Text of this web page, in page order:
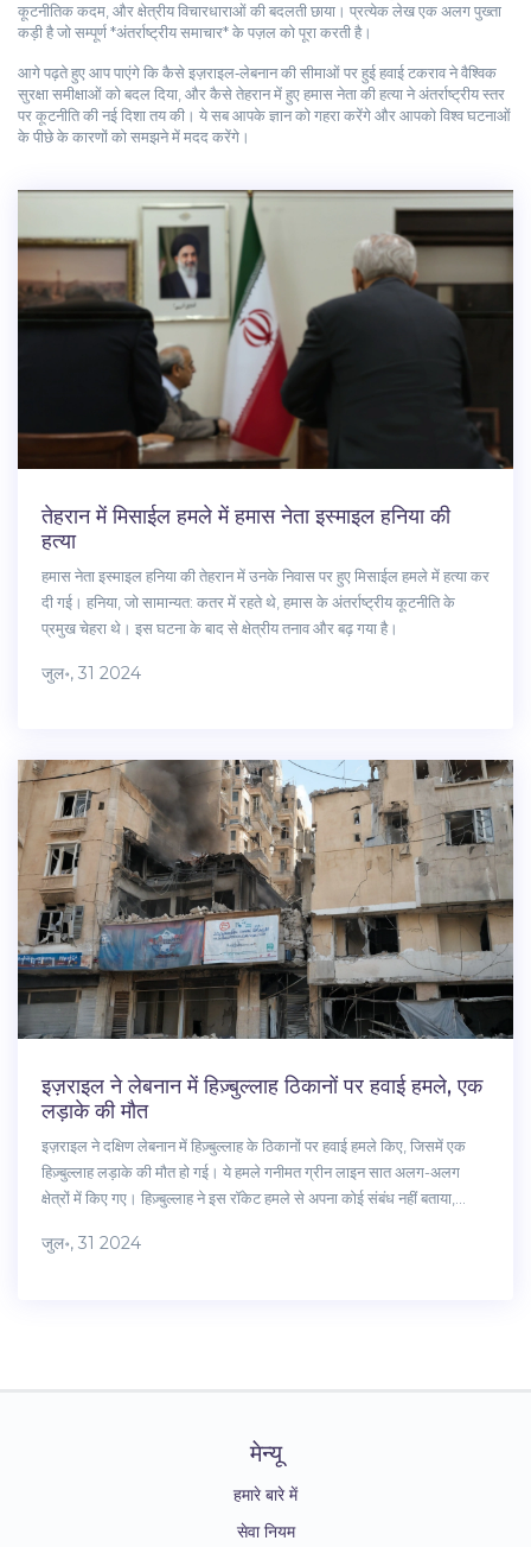
कूटनीतिक कदम, और क्षेत्रीय विचारधाराओं की बदलती छाया। प्रत्येक लेख एक अलग पुख्ता
कड़ी है जो सम्पूर्ण *अंतर्राष्ट्रीय समाचार* के पज़ल को पूरा करती है।
आगे पढ़ते हुए आप पाएंगे कि कैसे इज़राइल‑लेबनान की सीमाओं पर हुई हवाई टकराव ने वैश्विक
सुरक्षा समीक्षाओं को बदल दिया, और कैसे तेहरान में हुए हमास नेता की हत्या ने अंतर्राष्ट्रीय स्तर
पर कूटनीति की नई दिशा तय की। ये सब आपके ज्ञान को गहरा करेंगे और आपको विश्व घटनाओं
के पीछे के कारणों को समझने में मदद करेंगे।
तेहरान में मिसाईल हमले में हमास नेता इस्माइल हनिया की
हत्या
हमास नेता इस्माइल हनिया की तेहरान में उनके निवास पर हुए मिसाईल हमले में हत्या कर
दी गई। हनिया, जो सामान्यत: कतर में रहते थे, हमास के अंतर्राष्ट्रीय कूटनीति के
प्रमुख चेहरा थे। इस घटना के बाद से क्षेत्रीय तनाव और बढ़ गया है।
जुल॰, 31 2024
इज़राइल ने लेबनान में हिज़्बुल्लाह ठिकानों पर हवाई हमले, एक
लड़ाके की मौत
इज़राइल ने दक्षिण लेबनान में हिज़्बुल्लाह के ठिकानों पर हवाई हमले किए, जिसमें एक
हिज़्बुल्लाह लड़ाके की मौत हो गई। ये हमले गनीमत ग्रीन लाइन सात अलग-अलग
क्षेत्रों में किए गए। हिज़्बुल्लाह ने इस रॉकेट हमले से अपना कोई संबंध नहीं बताया,
जुल॰, 31 2024
मेन्यू
हमारे बारे में
सेवा नियम